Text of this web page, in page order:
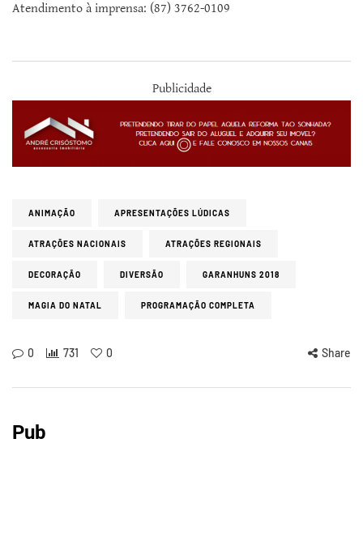
Atendimento à imprensa: (87) 3762-0109
Publicidade
ANIMAÇÃO APRESENTAÇÕES LÚDICAS
ATRAÇÕES NACIONAIS ATRAÇÕES REGIONAIS
DECORAÇÃO DIVERSÃO GARANHUNS 2018
MAGIA DO NATAL PROGRAMAÇÃO COMPLETA
0 731 0 Share
Pub